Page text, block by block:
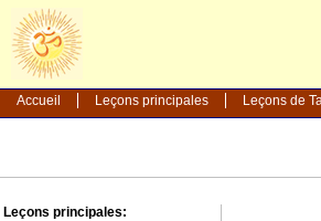
Accueil Leçons principales Leçons de
Leçons principales: